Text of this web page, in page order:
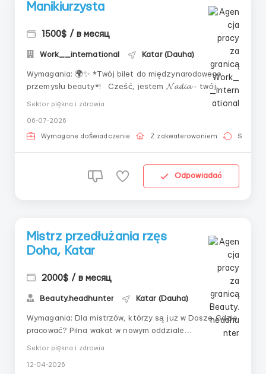
Manikiurzysta
1500$ / в месяц
Work__international Katar (Dauha)
Wymagania: 🌍✨ *Twój bilet do międzynarodowego
przemysłu beauty*! Cześć, jestem 𝓝𝓪𝓭𝓲𝓪 - twój
Tutaj znajdziesz: → TOPowe oferty pracy w ZEA 🇦🇪
Katar 🇶🇦 , Kuwejt 🇰🇼 , Arabia Saudyjs...
Sektor piękna i zdrowia
06-07-2026
Wymagane doświadczenie Z zakwaterowaniem Stała
Odpowiadać
Mistrz przedłużania rzęs
Doha, Katar
2000$ / в месяц
Beauty.headhunter Katar (Dauha)
Wymagania: Dla mistrzów, którzy są już w Dosze Gdzie
pracować? Pilna wakat w nowym oddziale
bardzo zadowolone ze stosunku i warunków. Warunki
Sektor piękna i zdrowia
12-04-2026